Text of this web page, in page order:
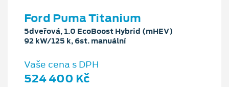
Ford Puma Titanium
5dveřová, 1.0 EcoBoost Hybrid (mHEV)
92 kW/125 k, 6st. manuální
Vaše cena s DPH
524 400 Kč